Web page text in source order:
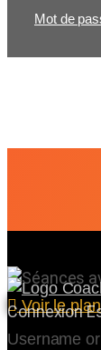
Mot de
Voir le
Connexion
Username